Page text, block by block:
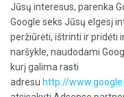
Jūsų interesus, parenka
Google seks Jūsų elgesį
peržiūrėti, ištrinti ir pridėti
naršykle, naudodami
kurį galima rasti
adresu http://